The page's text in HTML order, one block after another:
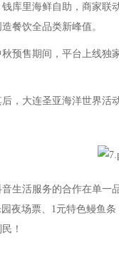
库里海鲜自助，商家
餐饮全品类新峰值。
预售期间，平台上线
，大连圣亚海洋世界
生活服务的合作在单
夜场票、1元特色鳗鱼
！